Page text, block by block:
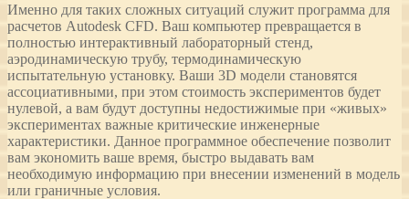
Именно для таких сложных ситуаций служит программа для
расчетов Autodesk CFD. Ваш компьютер превращается в
полностью интерактивный лабораторный стенд,
аэродинамическую трубу, термодинамическую
испытательную установку. Ваши 3D модели становятся
ассоциативными, при этом стоимость экспериментов будет
нулевой, а вам будут доступны недостижимые при «живых»
экспериментах важные критические инженерные
характеристики. Данное программное обеспечение позволит
вам экономить ваше время, быстро выдавать вам
необходимую информацию при внесении изменений в модель
или граничные условия.